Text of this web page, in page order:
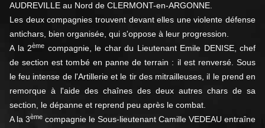
AUDREVILLE au Nord de CLERMONT-en-ARGONNE.
Les deux compagnies trouvent devant elles une violente défense
antichars, bien organisée, qui s'oppose à leur progression.
A la 2ème compagnie, le char du Lieutenant Emile DENISE, chef
de section est tombé en panne de terrain : il est renversé. Sous
le feu intense de l'Artillerie et le tir des mitrailleuses, il le prend en
remorque à l'aide des chaînes des deux autres chars de sa
section, le dépanne et reprend peu après le combat.
A la 3ème compagnie le Sous-lieutenant Camille VEDEAU entraîne